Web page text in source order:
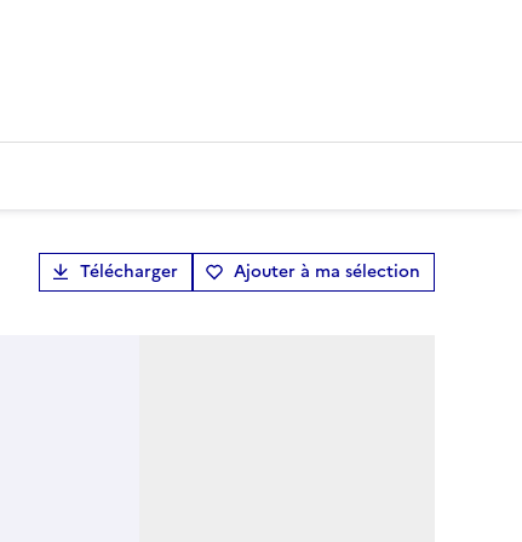
Télécharger Ajouter à ma sélection